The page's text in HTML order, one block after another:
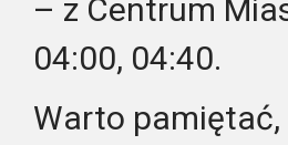
– z Centrum
04:00, 04:40.
Warto